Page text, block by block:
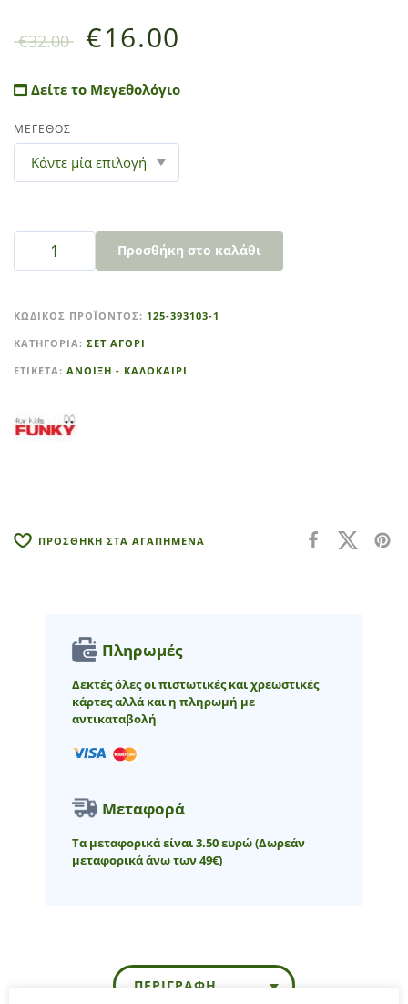
€32.00 €16.00
Δείτε το Μεγεθολόγιο
ΜΕΓΕΘΟΣ
Προσθήκη στο καλάθι
t
e
r
t
ΚΩΔΙΚΌΣ ΠΡΟΪΌΝΤΟΣ: 125-393103-1
ΚΑΤΗΓΟΡΊΑ: ΣΕΤ ΑΓΟΡΙ
ΕΤΙΚΈΤΑ: ΑΝΟΙΞΗ - ΚΑΛΟΚΑΙΡΙ
ΠΡΟΣΘΗΚΗ ΣΤΑ ΑΓΑΠΗΜΕΝΑ
Πληρωμές
Δεκτές όλες οι πιστωτικές και χρεωστικές
κάρτες αλλά και η πληρωμή με
αντικαταβολή
Μεταφορά
Τα μεταφορικά είναι 3.50 ευρώ(Δωρεάν
μεταφορικά άνω των 49€)
ΠΕΡΙΓΡΑΦΉ